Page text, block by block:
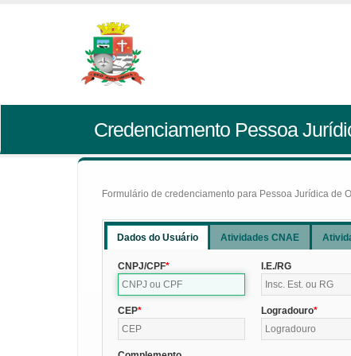
Credenciamento Pessoa
Formulário de credenciamento para Pessoa Jurídica de
Dados do Usuário Atividades CNAE
CNPJ/CPF I.E./RG
CEP Logradouro